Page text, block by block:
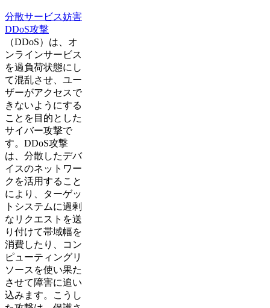
分散サービス妨害
DDoS攻撃
（DDoS）は、オ
ンラインサービス
を過負荷状態にし
て混乱させ、ユー
ザーがアクセスで
きないようにする
ことを目的とした
サイバー攻撃で
す。DDoS攻撃
は、分散したデバ
イスのネットワー
クを活用すること
により、ターゲッ
トシステムに過剰
なリクエストを送
り付けて帯域幅を
消費したり、コン
ピューティングリ
ソースを使い果た
させて障害に追い
込みます。こうし